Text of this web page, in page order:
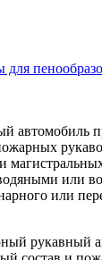
автомобиль
или
или
рукавный